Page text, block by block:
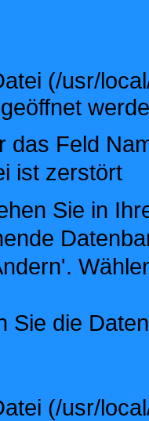
(/usr/
das Feld
ist zerstört
Sie in
Sie die
(/usr/